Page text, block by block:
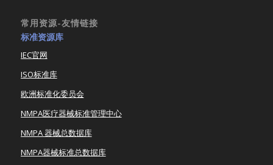
常用资源-友情链接
标准资源库
IEC官网
ISO标准库
欧洲标准化委员会
NMPA医疗器械标准管理中心
NMPA 器械总数据库
NMPA器械标准总数据库